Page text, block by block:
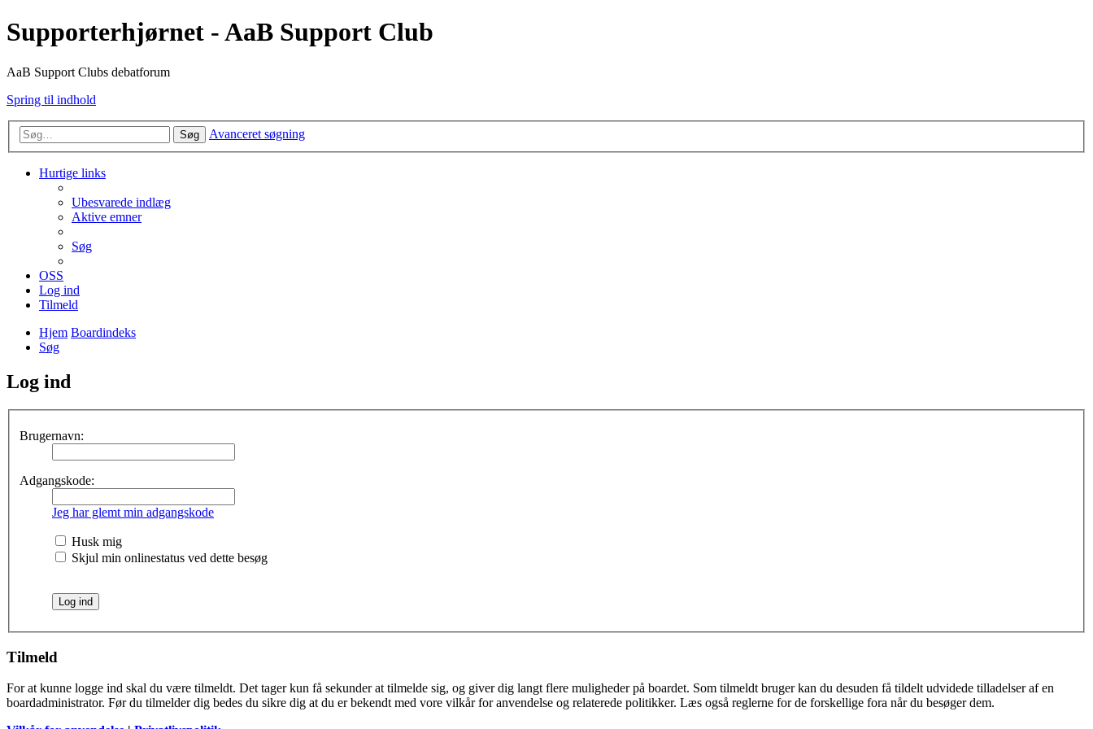
Supporterhjørnet - AaB Support Club
AaB Support Clubs debatforum
Spring til indhold
Søg Avanceret søgning
Hurtige links
Ubesvarede indlæg
Aktive emner
Søg
OSS
Log ind
Tilmeld
Hjem Boardindeks
Søg
Log ind
Brugernavn:
Adgangskode:
Jeg har glemt min adgangskode
Husk mig
Skjul min onlinestatus ved dette besøg
Tilmeld
For at kunne logge ind skal du være tilmeldt. Det tager kun få sekunder at tilmelde sig, og giver dig langt flere muligheder på boardet. Som tilmeldt bruger kan du desuden få tildelt udvidede tilladelser af en
boardadministrator. Før du tilmelder dig bedes du sikre dig at du er bekendt med vore vilkår for anvendelse og relaterede politikker. Læs også reglerne for de forskellige fora når du besøger dem.